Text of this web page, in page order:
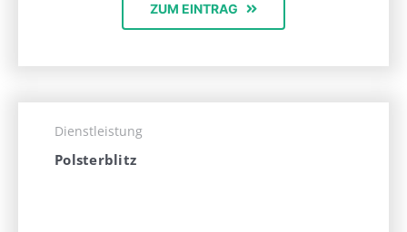
ZUM EINTRAG
Dienstleistung
Polsterblitz